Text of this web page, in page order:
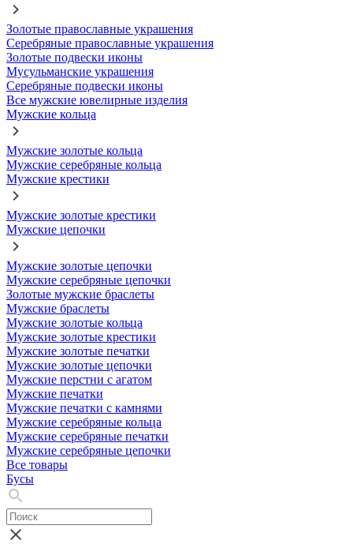
Золотые православные украшения
Серебряные православные украшения
Золотые подвески иконы
Мусульманские украшения
Серебряные подвески иконы
Все мужские ювелирные изделия
Мужские кольца
Мужские золотые кольца
Мужские серебряные кольца
Мужские крестики
Мужские золотые крестики
Мужские цепочки
Мужские золотые цепочки
Мужские серебряные цепочки
Золотые мужские браслеты
Мужские браслеты
Мужские золотые кольца
Мужские золотые крестики
Мужские золотые печатки
Мужские золотые цепочки
Мужские перстни с агатом
Мужские печатки
Мужские печатки с камнями
Мужские серебряные кольца
Мужские серебряные печатки
Мужские серебряные цепочки
Все товары
Бусы